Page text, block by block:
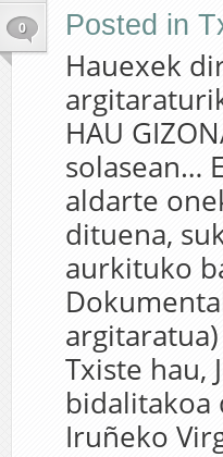
0 Posted in
Hauexek
HAU
solasean…
aldarte
dituena,
aurkituko
argitaratua)
Txiste hau,
bidalitakoa
Iruñeko